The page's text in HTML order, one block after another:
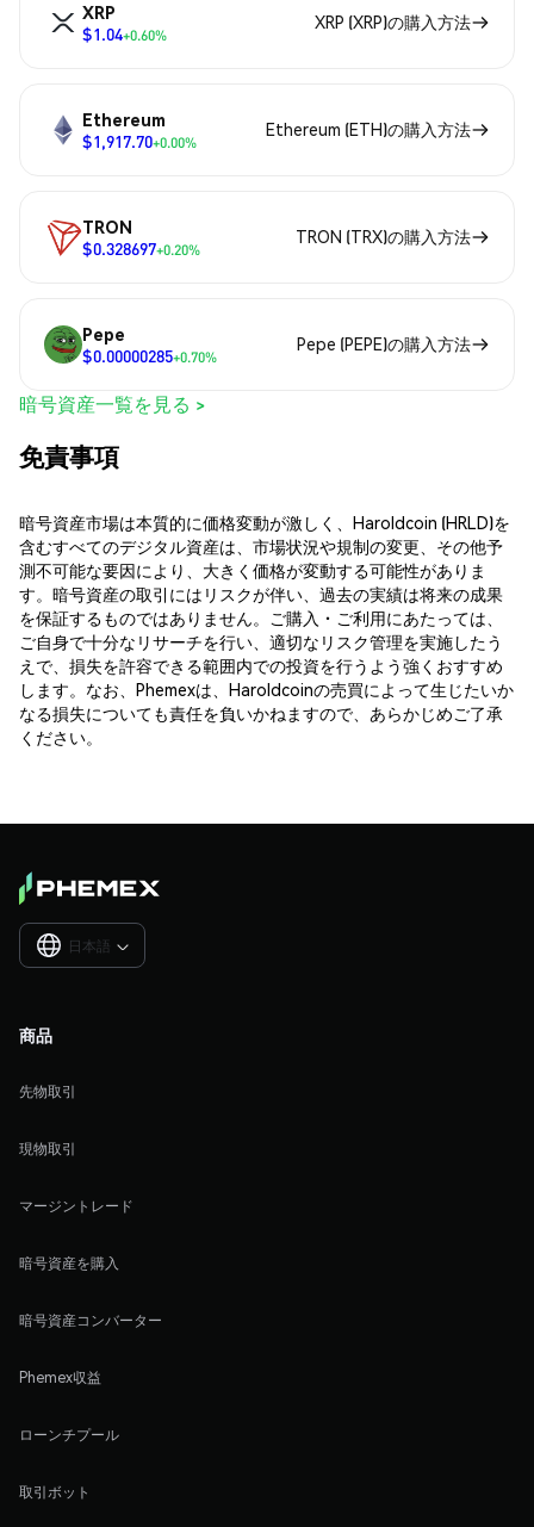
XRP
$1.04+0.60%
XRP (XRP)の購入方法
Ethereum
$1,917.70+0.00%
Ethereum (ETH)の購入方法
TRON
$0.328697+0.20%
TRON (TRX)の購入方法
Pepe
$0.00000285+0.70%
Pepe (PEPE)の購入方法
暗号資産一覧を見る >
免責事項
暗号資産市場は本質的に価格変動が激しく、Haroldcoin (HRLD)を
含むすべてのデジタル資産は、市場状況や規制の変更、その他予
測不可能な要因により、大きく価格が変動する可能性がありま
す。暗号資産の取引にはリスクが伴い、過去の実績は将来の成果
を保証するものではありません。ご購入・ご利用にあたっては、
ご自身で十分なリサーチを行い、適切なリスク管理を実施したう
えで、損失を許容できる範囲内での投資を行うよう強くおすすめ
します。なお、Phemexは、Haroldcoinの売買によって生じたいか
なる損失についても責任を負いかねますので、あらかじめご了承
ください。
日本語 
商品
先物取引
現物取引
マージントレード
暗号資産を購入
暗号資産コンバーター
Phemex収益
ローンチプール
取引ボット